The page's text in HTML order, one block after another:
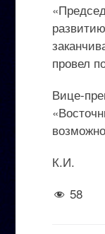
провел
Вице-
К.И.
58